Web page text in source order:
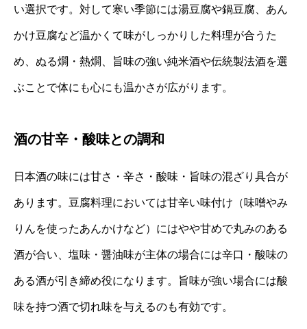
い選択です。対して寒い季節には湯豆腐や鍋豆腐、あん
かけ豆腐など温かくて味がしっかりした料理が合うた
め、ぬる燗・熱燗、旨味の強い純米酒や伝統製法酒を選
ぶことで体にも心にも温かさが広がります。
酒の甘辛・酸味との調和
日本酒の味には甘さ・辛さ・酸味・旨味の混ざり具合が
あります。豆腐料理においては甘辛い味付け（味噌やみ
りんを使ったあんかけなど）にはやや甘めで丸みのある
酒が合い、塩味・醤油味が主体の場合には辛口・酸味の
ある酒が引き締め役になります。旨味が強い場合には酸
味を持つ酒で切れ味を与えるのも有効です。